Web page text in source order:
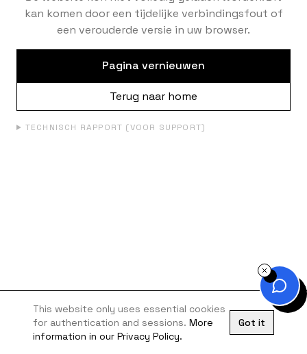
kan komen door een tijdelijke verbindingsfout of
een verouderde versie in uw browser.
Pagina vernieuwen
Terug naar home
TECHNISCH RAPPORT (VOOR SUPPORT)
This website only uses essential cookies
for authentication and sessions. More
information in our Privacy Policy.
Got it